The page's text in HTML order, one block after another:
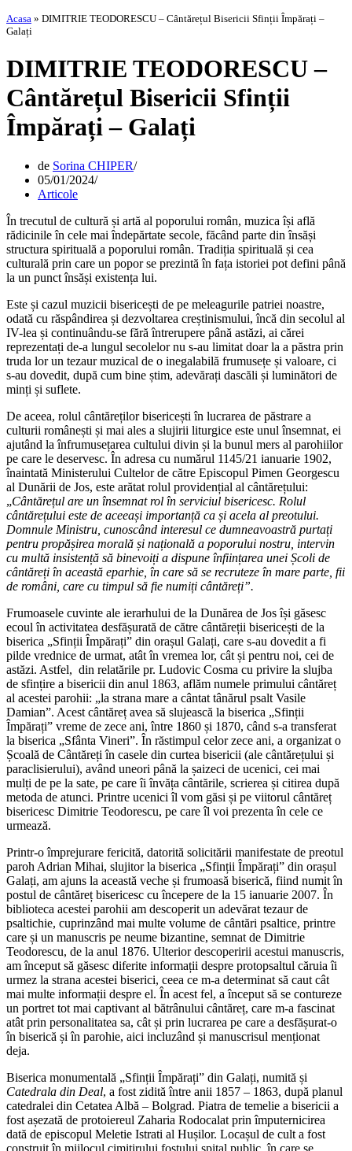
Acasa » DIMITRIE TEODORESCU – Cântărețul Bisericii Sfinții Împărați –
Galați
DIMITRIE TEODORESCU –
Cântărețul Bisericii Sfinții
Împărați – Galați
de Sorina CHIPER
05/01/2024
Articole
În trecutul de cultură și artă al poporului român, muzica își află
rădicinile în cele mai îndepărtate secole, făcând parte din însăși
structura spirituală a poporului român. Tradiția spirituală și cea
culturală prin care un popor se prezintă în fața istoriei pot defini până
la un punct însăși existența lui.
Este și cazul muzicii bisericești de pe meleagurile patriei noastre,
odată cu răspândirea și dezvoltarea creștinismului, încă din secolul al
IV-lea și continuându-se fără întrerupere până astăzi, ai cărei
reprezentați de-a lungul secolelor nu s-au limitat doar la a păstra prin
truda lor un tezaur muzical de o inegalabilă frumusețe și valoare, ci
s-au dovedit, după cum bine știm, adevărați dascăli și luminători de
minți și suflete.
De aceea, rolul cântăreților bisericești în lucrarea de păstrare a
culturii românești și mai ales a slujirii liturgice este unul însemnat, ei
ajutând la înfrumusețarea cultului divin și la bunul mers al parohiilor
pe care le deservesc. În adresa cu numărul 1145/21 ianuarie 1902,
înaintată Ministerului Cultelor de către Episcopul Pimen Georgescu
al Dunării de Jos, este arătat rolul providențial al cântărețului:
„Cântărețul are un însemnat rol în serviciul bisericesc. Rolul
cântărețului este de aceeași importanță ca și acela al preotului.
Domnule Ministru, cunoscând interesul ce dumneavoastră purtați
pentru propășirea morală și națională a poporului nostru, intervin
cu multă insistență să binevoiți a dispune înființarea unei Școli de
cântăreți în această eparhie, în care să se recruteze în mare parte, fii
de români, care cu timpul să fie numiți cântăreți”.
Frumoasele cuvinte ale ierarhului de la Dunărea de Jos își găsesc
ecoul în activitatea desfășurată de către cântăreții bisericești de la
biserica „Sfinții Împărați” din orașul Galați, care s-au dovedit a fi
pilde vrednice de urmat, atât în vremea lor, cât și pentru noi, cei de
astăzi. Astfel, din relatările pr. Ludovic Cosma cu privire la slujba
de sfințire a bisericii din anul 1863, aflăm numele primului cântăreț
al acestei parohii: „la strana mare a cântat tânărul psalt Vasile
Damian”. Acest cântăreț avea să slujească la biserica „Sfinții
Împărați” vreme de zece ani, între 1860 și 1870, când s-a transferat
la biserica „Sfânta Vineri”. În răstimpul celor zece ani, a organizat o
Școală de Cântăreți în casele din curtea bisericii (ale cântărețului și
paraclisierului), având uneori până la șaizeci de ucenici, cei mai
mulți de pe la sate, pe care îi învăța cântările, scrierea și citirea după
metoda de atunci. Printre ucenici îl vom găsi și pe viitorul cântăreț
bisericesc Dimitrie Teodorescu, pe care îl voi prezenta în cele ce
urmează.
Printr-o împrejurare fericită, datorită solicitării manifestate de preotul
paroh Adrian Mihai, slujitor la biserica „Sfinții Împărați” din orașul
Galați, am ajuns la această veche și frumoasă biserică, fiind numit în
postul de cântăreț bisericesc cu începere de la 15 ianuarie 2007. În
biblioteca acestei parohii am descoperit un adevărat tezaur de
psaltichie, cuprinzând mai multe volume de cântări psaltice, printre
care și un manuscris pe neume bizantine, semnat de Dimitrie
Teodorescu, de la anul 1876. Ulterior descoperirii acestui manuscris,
am început să găsesc diferite informații despre protopsaltul căruia îi
urmez la strana acestei biserici, ceea ce m-a determinat să caut cât
mai multe informații despre el. În acest fel, a început să se contureze
un portret tot mai captivant al bătrânului cântăreț, care m-a fascinat
atât prin personalitatea sa, cât și prin lucrarea pe care a desfășurat-o
în biserică și în parohie, aici incluzând și manuscrisul menționat
deja.
Biserica monumentală „Sfinții Împărați” din Galați, numită și
Catedrala din Deal, a fost zidită între anii 1857 – 1863, după planul
catedralei din Cetatea Albă – Bolgrad. Piatra de temelie a bisericii a
fost așezată de protoiereul Zaharia Rodocalat prin împuternicirea
dată de episcopul Meletie Istrati al Hușilor. Locașul de cult a fost
construit în mijlocul cimitirului fostului spital public, în care se